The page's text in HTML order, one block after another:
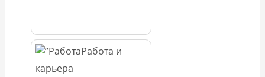
Работа и
карьера